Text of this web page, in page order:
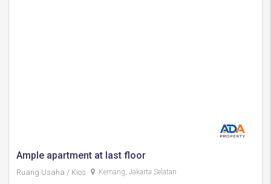
Ample apartment at last floor
Ruang Usaha / Kios Kemang, Jakarta Selatan